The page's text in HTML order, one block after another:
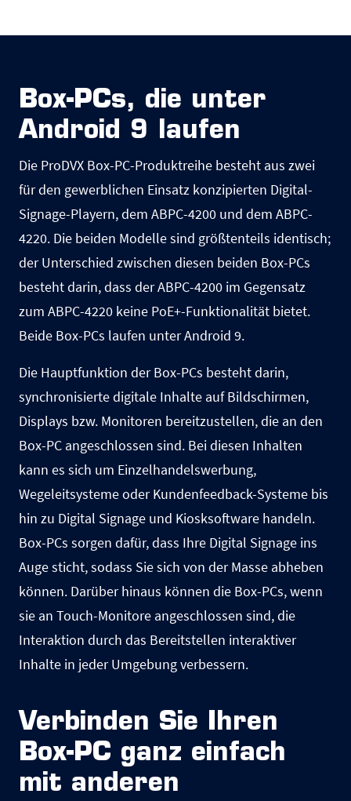
Box-PCs, die unter
Android 9 laufen
Die ProDVX Box-PC-Produktreihe besteht aus zwei
für den gewerblichen Einsatz konzipierten Digital-
Signage-Playern, dem ABPC-4200 und dem ABPC-
4220. Die beiden Modelle sind größtenteils identisch;
der Unterschied zwischen diesen beiden Box-PCs
besteht darin, dass der ABPC-4200 im Gegensatz
zum ABPC-4220 keine PoE+-Funktionalität bietet.
Beide Box-PCs laufen unter Android 9.
Die Hauptfunktion der Box-PCs besteht darin,
synchronisierte digitale Inhalte auf Bildschirmen,
Displays bzw. Monitoren bereitzustellen, die an den
Box-PC angeschlossen sind. Bei diesen Inhalten
kann es sich um Einzelhandelswerbung,
Wegeleitsysteme oder Kundenfeedback-Systeme bis
hin zu Digital Signage und Kiosksoftware handeln.
Box-PCs sorgen dafür, dass Ihre Digital Signage ins
Auge sticht, sodass Sie sich von der Masse abheben
können. Darüber hinaus können die Box-PCs, wenn
sie an Touch-Monitore angeschlossen sind, die
Interaktion durch das Bereitstellen interaktiver
Inhalte in jeder Umgebung verbessern.
Verbinden Sie Ihren
Box-PC ganz einfach
mit anderen